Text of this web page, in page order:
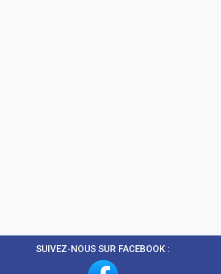
SUIVEZ-NOUS SUR FACEBOOK :